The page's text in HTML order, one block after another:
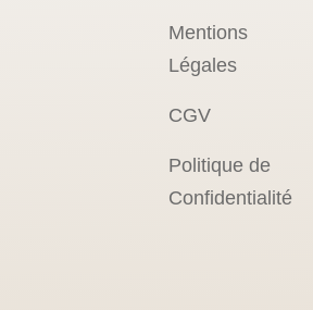
Mentions
Légales
CGV
Politique de
Confidentialité